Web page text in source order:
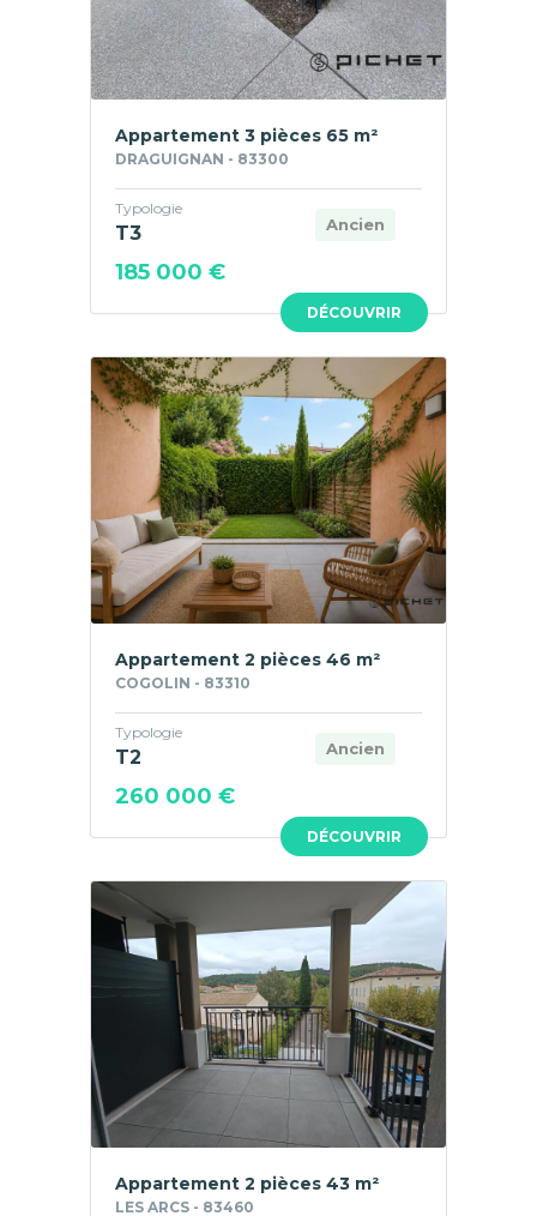
DÉCOUVRIR
Appartement 3 pièces 65 m²
DRAGUIGNAN - 83300
Ancien
Typologie
T3
185 000 €
DÉCOUVRIR
Appartement 2 pièces 46 m²
COGOLIN - 83310
Ancien
Typologie
T2
260 000 €
Appartement 2 pièces 43 m²
LES ARCS - 83460